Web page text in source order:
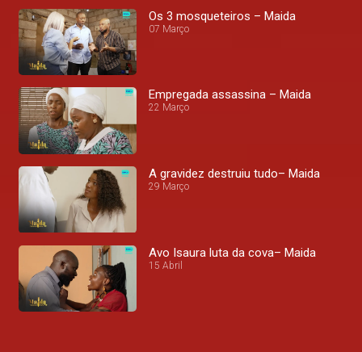
Os 3 mosqueteiros – Maida
07 Março
Empregada assassina – Maida
22 Março
A gravidez destruiu tudo– Maida
29 Março
Avo Isaura luta da cova– Maida
15 Abril